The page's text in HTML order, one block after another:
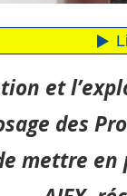
et
des
mettre